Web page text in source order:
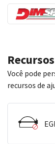
Você pode
recursos de